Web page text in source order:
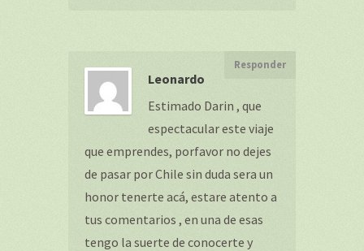
Leonardo
Responder
Estimado Darin , que
espectacular este viaje
que emprendes, porfavor no dejes
de pasar por Chile sin duda sera un
honor tenerte acá, estare atento a
tus comentarios , en una de esas
tengo la suerte de conocerte y